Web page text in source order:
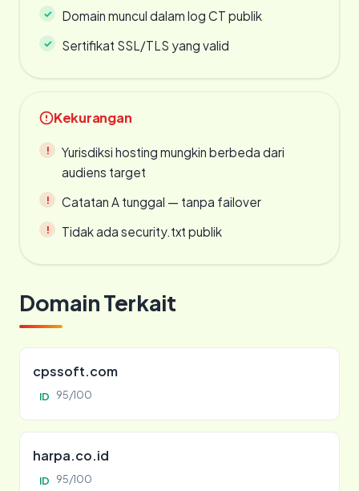
Domain muncul dalam log CT publik
Sertifikat SSL/TLS yang valid
Kekurangan
Yurisdiksi hosting mungkin berbeda dari
audiens target
Catatan A tunggal — tanpa failover
Tidak ada security.txt publik
Domain Terkait
cpssoft.com
ID 95/100
harpa.co.id
ID 95/100